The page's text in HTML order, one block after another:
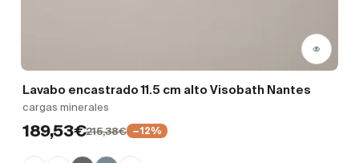
Lavabo encastrado 11.5 cm alto Visobath Nantes
cargas minerales
189,53€215,38€ −12%